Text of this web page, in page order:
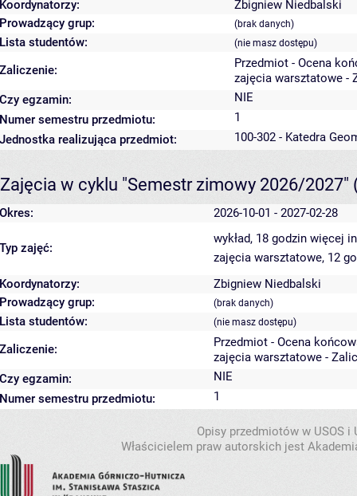
Koordynatorzy:
Zbigniew Niedbalski
Prowadzący grup:
(brak danych)
Lista studentów: (nie masz dostępu)
Zaliczenie:
Przedmiot - Ocena
zajęcia warsztatowe -
Czy egzamin:
NIE
Numer semestru przedmiotu:
1
Jednostka realizująca przedmiot:
100-302 - Katedra
Zajęcia w cyklu "Semestr zimowy 2026/2027"
Okres: 2026-10-01 - 2027-02-28
Typ zajęć:
wykład, 18 godzin więcej
zajęcia warsztatowe, 12
Koordynatorzy:
Zbigniew Niedbalski
Prowadzący grup:
(brak danych)
Lista studentów: (nie masz dostępu)
Zaliczenie:
Przedmiot - Ocena
zajęcia warsztatowe -
Czy egzamin:
NIE
Numer semestru przedmiotu:
1
Opisy przedmiotów w USOS
Właścicielem praw autorskich jest